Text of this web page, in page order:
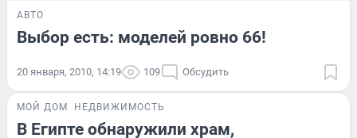
АВТО
Выбор есть: моделей ровно 66!
20 января, 2010, 14:19 109 Обсудить
МОЙ ДОМ НЕДВИЖИМОСТЬ
В Египте обнаружили храм,